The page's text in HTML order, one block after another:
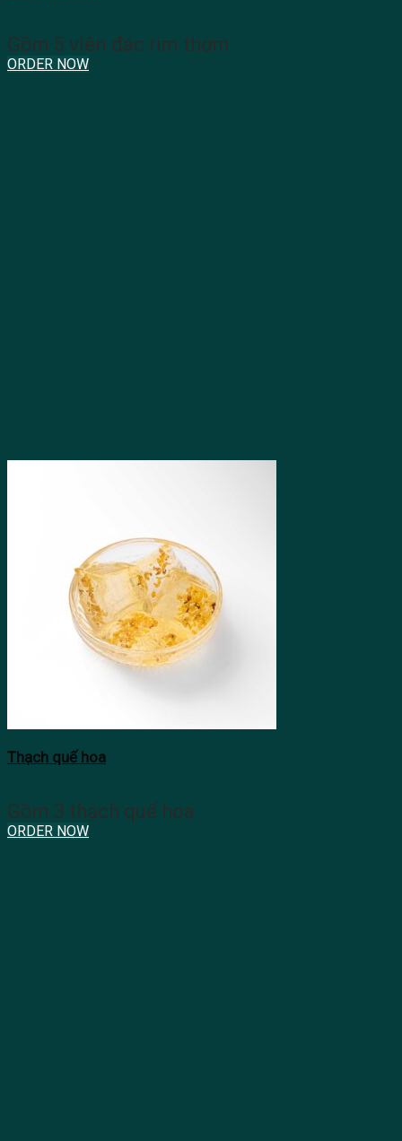
Gồm 5 viên đác rim thơm
ORDER NOW
Thạch quế hoa
Gồm 3 thạch quế hoa
ORDER NOW